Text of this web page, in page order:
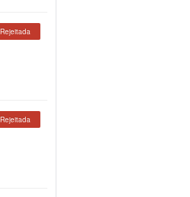
Rejeitada
Rejeitada